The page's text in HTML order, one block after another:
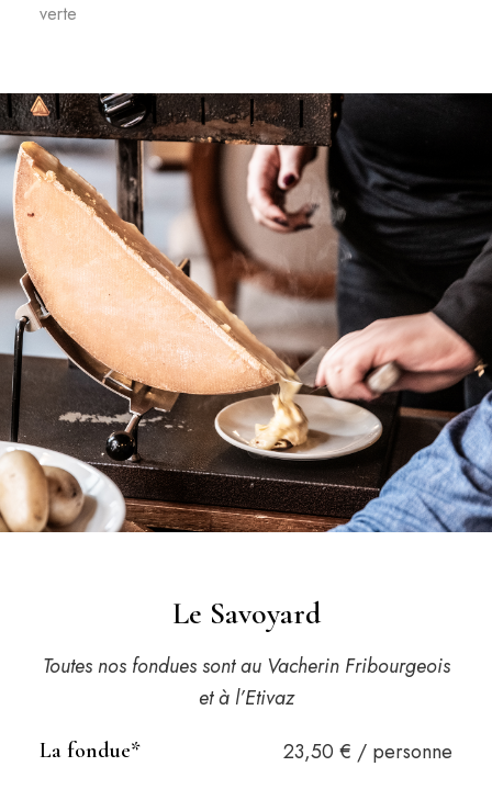
verte
Le Savoyard
Toutes nos fondues sont au Vacherin Fribourgeois
et à l’Etivaz
La fondue* 23,50 € / personne